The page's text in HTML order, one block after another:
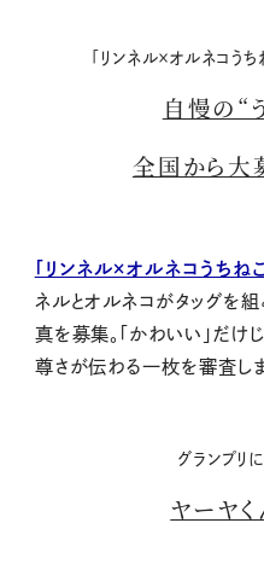
「リンネル×オルネコう
自慢の“
全国から大
「リンネル×オルネコうちね
ネルとオルネコがタッグを
真を募集。「かわいい」だけ
尊さが伝わる一枚を審査しま
グランプリ
ヤーヤ